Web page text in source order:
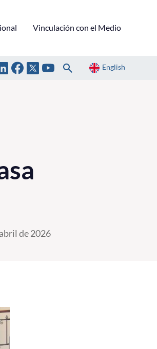
Vinculación con el Medio
English
de 2026